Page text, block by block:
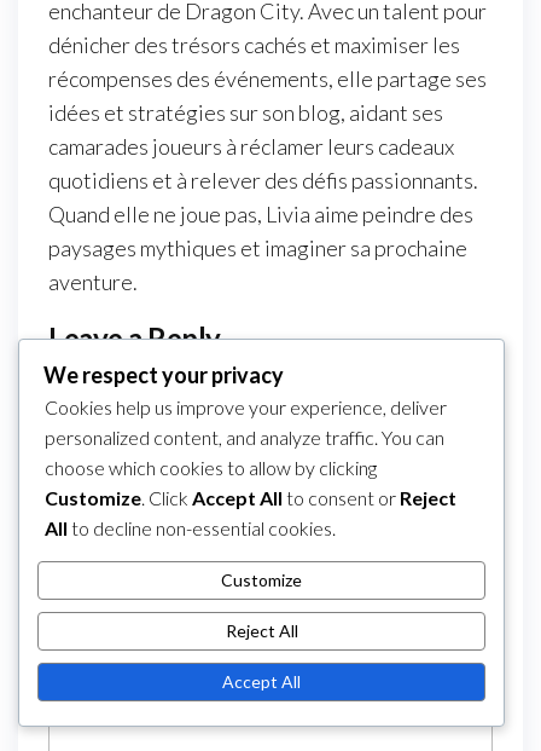
enchanteur de Dragon City. Avec un talent pour
dénicher des trésors cachés et maximiser les
récompenses des événements, elle partage ses
idées et stratégies sur son blog, aidant ses
camarades joueurs à réclamer leurs cadeaux
quotidiens et à relever des défis passionnants.
Quand elle ne joue pas, Livia aime peindre des
paysages mythiques et imaginer sa prochaine
aventure.
Leave a Reply
Your email address will not be published.
Required fields are marked*
Comment*
We respect your privacy
Cookies help us improve your experience, deliver
personalized content, and analyze traffic. You can
choose which cookies to allow by clicking
Customize. Click Accept All to consent or Reject
All to decline non-essential cookies.
Customize
Reject All
Accept All